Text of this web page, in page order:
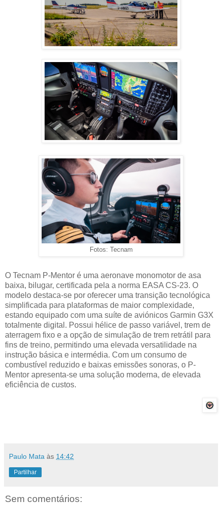
Fotos: Tecnam
O Tecnam P-Mentor é uma aeronave monomotor de asa
baixa, bilugar, certificada pela a norma EASA CS-23. O
modelo destaca-se por oferecer uma transição tecnológica
simplificada para plataformas de maior complexidade,
estando equipado com uma suíte de aviónicos Garmin G3X
totalmente digital. Possui hélice de passo variável, trem de
aterragem fixo e a opção de simulação de trem retrátil para
fins de treino, permitindo uma elevada versatilidade na
instrução básica e intermédia. Com um consumo de
combustível reduzido e baixas emissões sonoras, o P-
Mentor apresenta-se uma solução moderna, de elevada
eficiência de custos.
Paulo Mata às 14:42
Partilhar
Sem comentários: